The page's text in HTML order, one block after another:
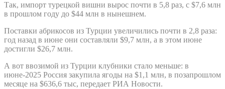
Так, импорт турецкой вишни вырос почти в 5,8 раз, с $7,6 млн
в прошлом году до $44 млн в нынешнем.
Поставки абрикосов из Турции увеличились почти в 2,8 раза:
год назад в июне они составляли $9,7 млн, а в этом июне
достигли $26,7 млн.
А вот ввозимой из Турции клубники стало меньше: в
июне-2025 Россия закупила ягоды на $1,1 млн, в позапрошлом
месяце на $636,6 тыс, передает РИА Новости.